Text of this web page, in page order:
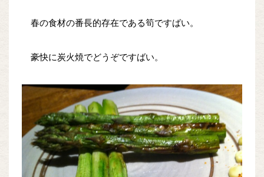
春の食材の番長的存在である筍ですばい。
豪快に炭火焼でどうぞですばい。